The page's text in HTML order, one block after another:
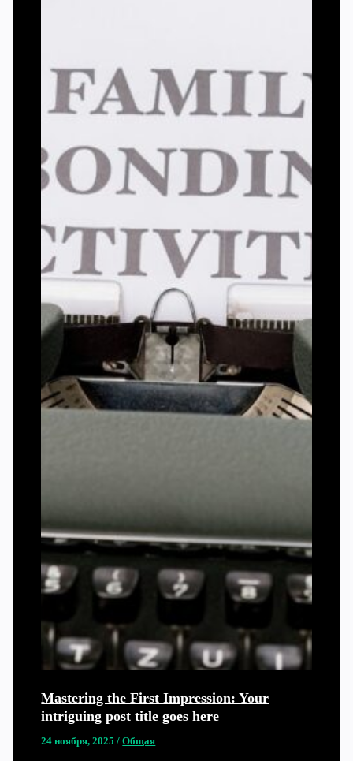
Mastering the First Impression: Your
intriguing post title goes here
24 ноября, 2025/Общая